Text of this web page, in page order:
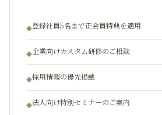
◆登録社員5名まで正会員特典を適用
◆企業向けカスタム研修のご相談
◆採用情報の優先掲載
◆法人向け特別セミナーのご案内